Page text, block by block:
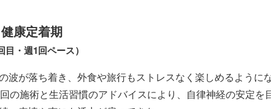
康定着期
目・週1回ペース）
波が落ち着き、外食や旅行もストレスなく楽しめるように
の施術と生活習慣のアドバイスにより、自律神経の安定を